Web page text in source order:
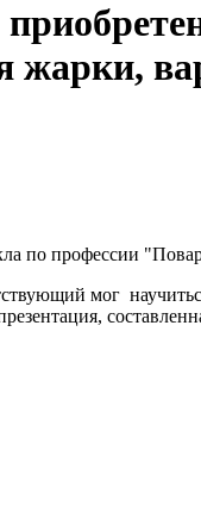
жарки,
по профессии
мог